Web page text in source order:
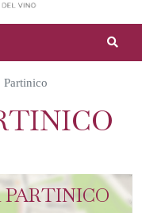
Partinico